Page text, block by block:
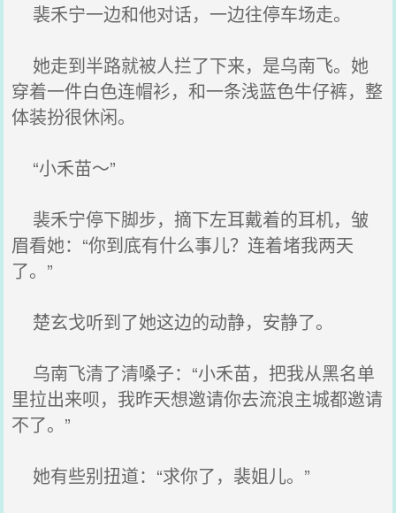
裴禾宁一边和他对话，一边往停车场走。
她走到半路就被人拦了下来，是乌南飞。她
穿着一件白色连帽衫，和一条浅蓝色牛仔裤，整
体装扮很休闲。
“小禾苗～”
裴禾宁停下脚步，摘下左耳戴着的耳机，皱
眉看她：“你到底有什么事儿？连着堵我两天
了。”
楚玄戈听到了她这边的动静，安静了。
乌南飞清了清嗓子：“小禾苗，把我从黑名单
里拉出来呗，我昨天想邀请你去流浪主城都邀请
不了。”
她有些别扭道：“求你了，裴姐儿。”